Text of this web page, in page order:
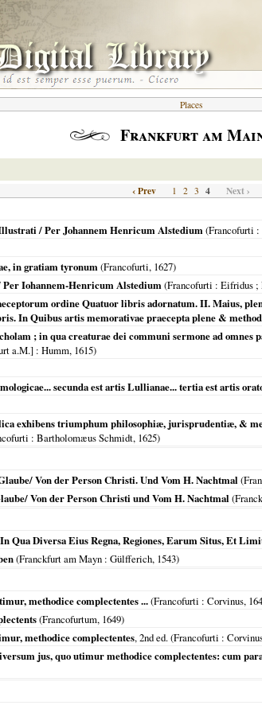
Places
Frankfurt am
‹ Prev 1 2 3 4 Next ›
/ Per Johannem Henricum Alstedium(Francofurti :
in gratiam tyronum(Francofurti, 1627)
Per Iohannem-Henricum Alstedium(Francofurti : Eifridus ;
ordine Quatuor libris adornatum. II. Maius,
In Quibus artis memorativae praecepta plene &
; in qua creaturae dei communi sermone ad omnes
a.M.] : Humm, 1615)
secunda est artis Lullianae... tertia est artis
exhibens triumphum philosophiæ, jurisprudentiæ, &
: Bartholomæus Schmidt, 1625)
Von der Person Christi. Und Vom H. Nachtmal (
Von der Person Christi und Vom H. Nachtmal (
Qua Diversa Eius Regna, Regiones, Earum Situs, Et
(Franckfurt am Mayn : Gülfferich, 1543)
methodice complectentes ...(Francofurti : Corvinus,
(Francofurtum, 1649)
methodice complectentes, 2nd ed. (Francofurti :
jus, quo utimur methodice complectentes: cum